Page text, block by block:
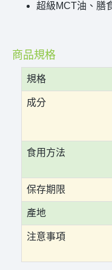
超級MCT油、膳
商品規格
規格
成分
食用方法
保存期限
產地
注意事項